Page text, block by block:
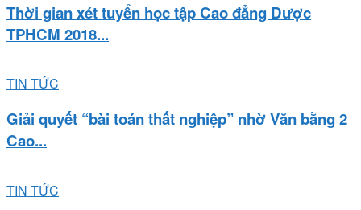
Thời gian xét tuyển học tập Cao đẳng Dược
TPHCM 2018...
TIN TỨC
Giải quyết “bài toán thất nghiệp” nhờ Văn bằng 2
Cao...
TIN TỨC